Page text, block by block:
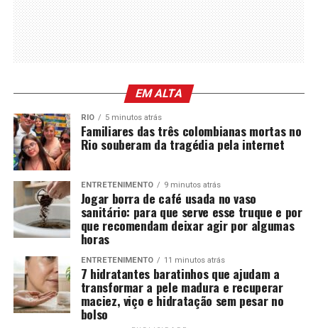
EM ALTA
RIO 5 minutos atrás
Familiares das três colombianas mortas no
Rio souberam da tragédia pela internet
ENTRETENIMENTO 9 minutos atrás
Jogar borra de café usada no vaso
sanitário: para que serve esse truque e por
que recomendam deixar agir por algumas
horas
ENTRETENIMENTO 11 minutos atrás
7 hidratantes baratinhos que ajudam a
transformar a pele madura e recuperar
maciez, viço e hidratação sem pesar no
bolso